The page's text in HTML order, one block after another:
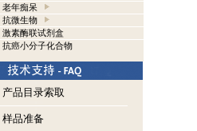
老年痴呆
抗微生物
激素酶联试剂盒
抗癌小分子化合物
产品目录索取
样品准备